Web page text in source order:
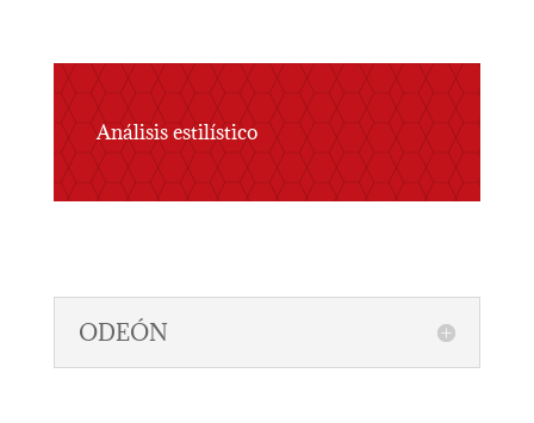
Análisis estilístico
ODEÓN